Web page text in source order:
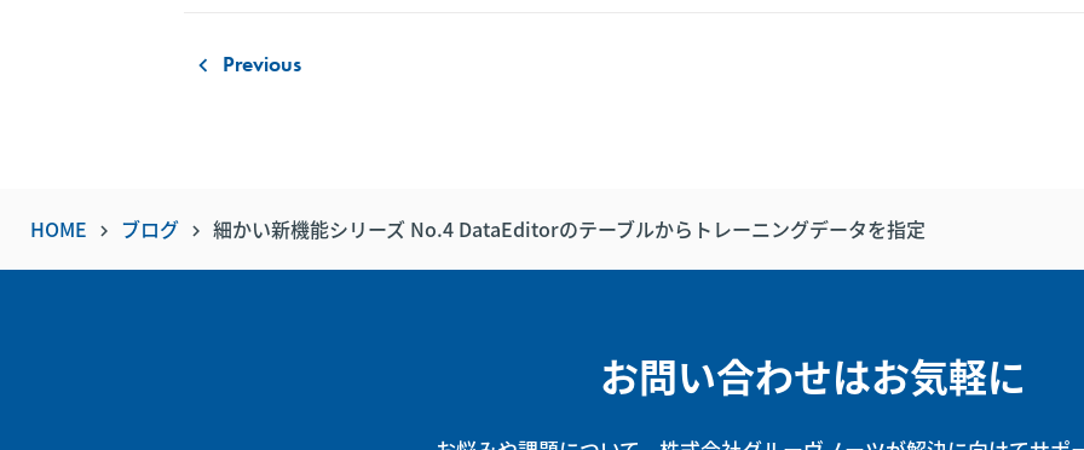
keyboard_arrow_left Previous
HOME keyboard_arrow_right ブログ keyboard_arrow_right 細かい新機能シリーズ No.4 DataEditorのテーブルからトレーニングデータを指定
お問い合わせはお気軽に